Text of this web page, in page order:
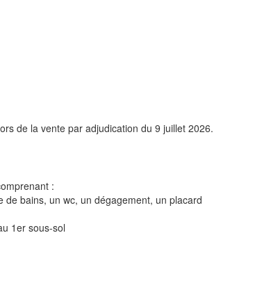
de la vente par adjudication du 9 juillet 2026.
:
bains, un wc, un dégagement, un placard
1er sous-sol